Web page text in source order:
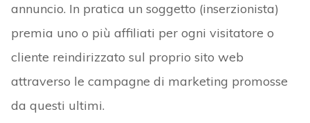
annuncio. In pratica un soggetto (inserzionista)
premia uno o più affiliati per ogni visitatore o
cliente reindirizzato sul proprio sito web
attraverso le campagne di marketing promosse
da questi ultimi.